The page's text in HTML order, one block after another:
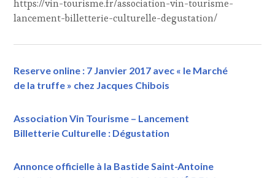
https://vin-tourisme.fr/association-vin-tourisme-
lancement-billetterie-culturelle-degustation/
Reserve online : 7 Janvier 2017 avec « le Marché
de la truffe » chez Jacques Chibois
Association Vin Tourisme – Lancement
Billetterie Culturelle : Dégustation
Annonce officielle à la Bastide Saint-Antoine